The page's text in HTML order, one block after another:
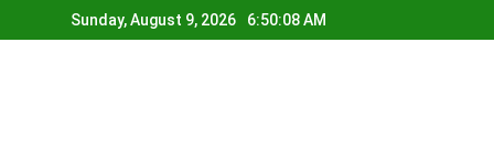
to
Sunday, August 9, 2026 6:50:09 AM